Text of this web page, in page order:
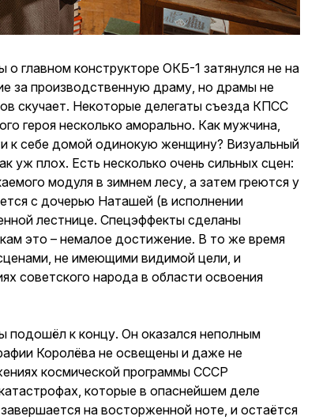
главном конструкторе ОКБ-1 затянулся не на
за производственную драму, но драмы не
скучает. Некоторые делегаты съезда КПСС
героя несколько аморально. Как мужчина,
к себе домой одинокую женщину? Визуальный
уж плох. Есть несколько очень сильных сцен:
модуля в зимнем лесу, а затем греются у
с дочерью Наташей (в исполнении
лестнице. Спецэффекты сделаны
это – немалое достижение. В то же время
не имеющими видимой цели, и
советского народа в области освоения
к концу. Он оказался неполным
Королёва не освещены и даже не
космической программы СССР
которые в опаснейшем деле
на восторженной ноте, и остаётся